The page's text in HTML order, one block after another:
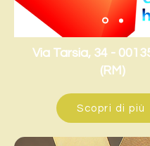
Via Tarsia, 34 -
(RM)
Scopri di più